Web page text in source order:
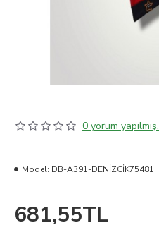
0 yorum yapılmış.
681,55TL
Model: DB-A391-DENİZCİK75481